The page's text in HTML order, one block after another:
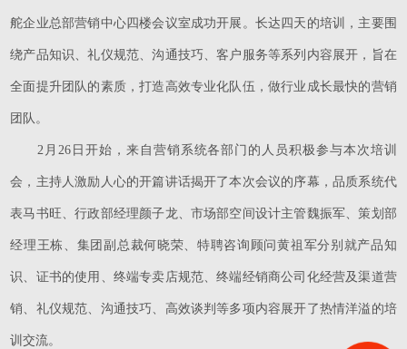
舵企业总部营销中心四楼会议室成功开展。长达四天的培训，主要围
绕产品知识、礼仪规范、沟通技巧、客户服务等系列内容展开，旨在
全面提升团队的素质，打造高效专业化队伍，做行业成长最快的营销
团队。
2月26日开始，来自营销系统各部门的人员积极参与本次培训
会，主持人激励人心的开篇讲话揭开了本次会议的序幕，品质系统代
表马书旺、行政部经理颜子龙、市场部空间设计主管魏振军、策划部
经理王栋、集团副总裁何晓荣、特聘咨询顾问黄祖军分别就产品知
识、证书的使用、终端专卖店规范、终端经销商公司化经营及渠道营
销、礼仪规范、沟通技巧、高效谈判等多项内容展开了热情洋溢的培
训交流。